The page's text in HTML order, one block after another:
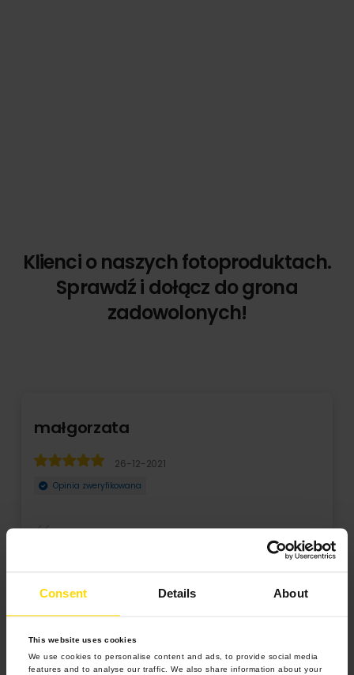
Consent Details About
This website uses cookies
We use cookies to personalise content and ads, to provide social media
features and to analyse our traffic. We also share information about your
Klienci o naszych fotoproduktach.
Sprawdź i dołącz do grona
zadowolonych!
małgorzata
26-12-2021
Opinia zweryfikowana
TO moje kolejne zamówienie, za kazdym razem jestem
Rozwiń